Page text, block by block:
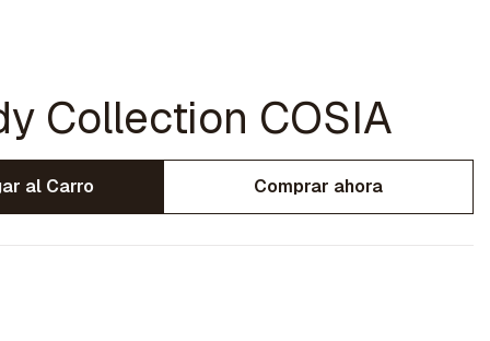
Collection COSIA
al Carro Comprar ahora